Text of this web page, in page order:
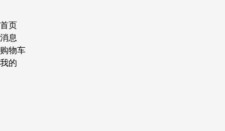
首页
消息
购物车
我的